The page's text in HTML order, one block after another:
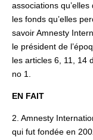
associations
les fonds qu’elles
savoir Amnesty
le président de
les articles 6, 11, 14
no 1.
EN FAIT
2. Amnesty
qui fut fondée en